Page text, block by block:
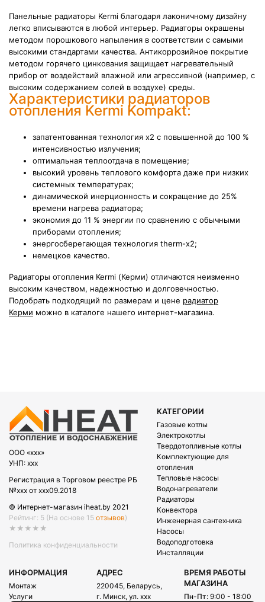
Панельные радиаторы Kermi благодаря лаконичному дизайну
легко вписываются в любой интерьер. Радиаторы окрашены
методом порошкового напыления в соответствии с самыми
высокими стандартами качества. Антикоррозийное покрытие
методом горячего цинкования защищает нагревательный
прибор от воздействий влажной или агрессивной (например, с
высоким содержанием солей в воздухе) среды.
Характеристики радиаторов
отопления Kermi Kompakt:
запатентованная технология х2 с повышенной до 100 %
интенсивностью излучения;
оптимальная теплоотдача в помещение;
высокий уровень теплового комфорта даже при низких
системных температурах;
динамической инерционность и сокращение до 25%
времени нагрева радиатора;
экономия до 11 % энергии по сравнению с обычными
приборами отопления;
энергосберегающая технология therm-x2;
немецкое качество.
Радиаторы отопления Kermi (Керми) отличаются неизменно
высоким качеством, надежностью и долговечностью.
Подобрать подходящий по размерам и цене радиатор
Керми можно в каталоге нашего интернет-магазина.
OOO «xxx»
УНП: xxx
Регистрация в Торговом реестре РБ
№xxx от xxx09.2018
© Интернет-магазин iheat.by 2021
Рейтинг: 5 (На основе 15 отзывов)
★★★★★
Политика конфиденциальности
КАТЕГОРИИ
Газовые котлы
Электрокотлы
Твердотопливные котлы
Комплектующие для
отопления
Тепловые насосы
Водонагреватели
Радиаторы
Конвектора
Инженерная сантехника
Насосы
Водоподготовка
Инсталляции
ИНФОРМАЦИЯ
Монтаж
Услуги
АДРЕС
220045, Беларусь,
г. Минск, ул. xxx
ВРЕМЯ РАБОТЫ
МАГАЗИНА
Пн-Пт: 9:00 - 18:00